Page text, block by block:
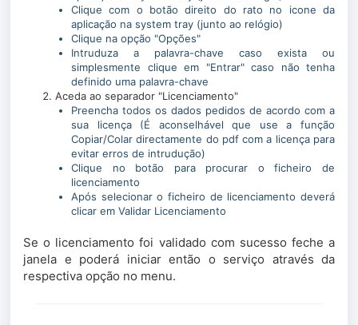
Clique com o botão direito do rato no icone da
aplicação na system tray (junto ao relógio)
Clique na opção "Opções"
Intruduza a palavra-chave caso exista ou
simplesmente clique em "Entrar" caso não tenha
definido uma palavra-chave
Aceda ao separador "Licenciamento"
Preencha todos os dados pedidos de acordo com a
sua licença (É aconselhável que use a função
Copiar/Colar directamente do pdf com a licença para
evitar erros de intrudução)
Clique no botão para procurar o ficheiro de
licenciamento
Após selecionar o ficheiro de licenciamento deverá
clicar em Validar Licenciamento
Se o licenciamento foi validado com sucesso feche a
janela e poderá iniciar então o serviço através da
respectiva opção no menu.